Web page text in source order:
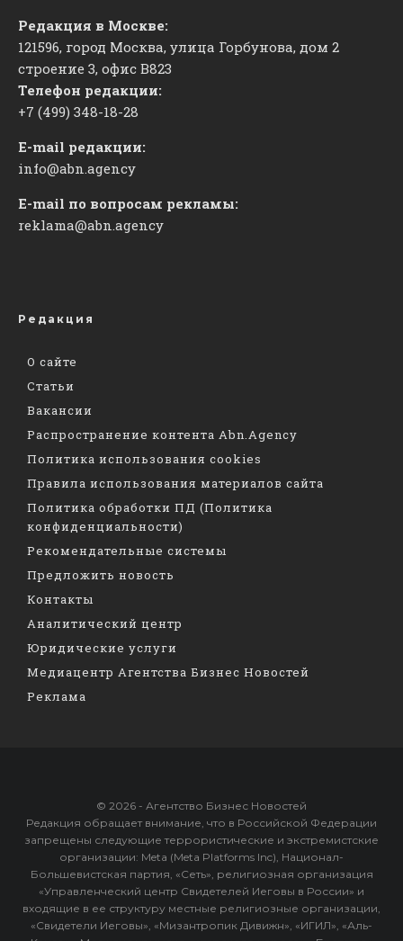
Редакция в Москве:
121596, город Москва, улица Горбунова, дом 2
строение 3, офис ​В823
Телефон редакции:
+7 (499) 348-18-28
E-mail редакции:
info@abn.agency
E-mail по вопросам рекламы:
reklama@abn.agency
Редакция
О сайте
Статьи
Вакансии
Распространение контента Abn.Agency
Политика использования cookies
Правила использования материалов сайта
Политика обработки ПД (Политика
конфиденциальности)
Рекомендательные системы
Предложить новость
Контакты
Аналитический центр
Юридические услуги
Медиацентр Агентства Бизнес Новостей
Реклама
© 2026 - Агентство Бизнес Новостей
Редакция обращает внимание, что в Российской Федерации
запрещены следующие террористические и экстремистские
организации: Meta (Meta Platforms Inc), Национал-
Большевистская партия, «Сеть», религиозная организация
«Управленческий центр Свидетелей Иеговы в России» и
входящие в ее структуру местные религиозные организации,
«Свидетели Иеговы», «Мизантропик Дивижн», «ИГИЛ», «Аль-